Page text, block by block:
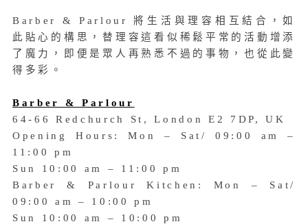
Barber & Parlour 將生活與理容相互結合，如
此貼心的構思，替理容這看似稀鬆平常的活動增添
了魔力，即便是眾人再熟悉不過的事物，也從此變
得多彩。
Barber & Parlour
64-66 Redchurch St, London E2 7DP, UK
Opening Hours: Mon – Sat/ 09:00 am –
11:00 pm
Sun 10:00 am – 11:00 pm
Barber & Parlour Kitchen: Mon – Sat/
09:00 am – 10:00 pm
Sun 10:00 am – 10:00 pm